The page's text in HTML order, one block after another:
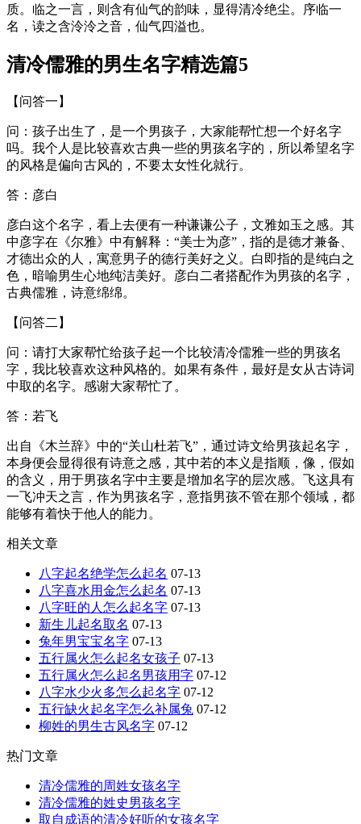
质。临之一言，则含有仙气的韵味，显得清冷绝尘。序临一
名，读之含泠泠之音，仙气四溢也。
清冷儒雅的男生名字精选篇5
【问答一】
问：孩子出生了，是一个男孩子，大家能帮忙想一个好名字
吗。我个人是比较喜欢古典一些的男孩名字的，所以希望名字
的风格是偏向古风的，不要太女性化就行。
答：彦白
彦白这个名字，看上去便有一种谦谦公子，文雅如玉之感。其
中彦字在《尔雅》中有解释：“美士为彦”，指的是德才兼备、
才德出众的人，寓意男子的德行美好之义。白即指的是纯白之
色，暗喻男生心地纯洁美好。彦白二者搭配作为男孩的名字，
古典儒雅，诗意绵绵。
【问答二】
问：请打大家帮忙给孩子起一个比较清冷儒雅一些的男孩名
字，我比较喜欢这种风格的。如果有条件，最好是女从古诗词
中取的名字。感谢大家帮忙了。
答：若飞
出自《木兰辞》中的“关山杜若飞”，通过诗文给男孩起名字，
本身便会显得很有诗意之感，其中若的本义是指顺，像，假如
的含义，用于男孩名字中主要是增加名字的层次感。飞这具有
一飞冲天之言，作为男孩名字，意指男孩不管在那个领域，都
能够有着快于他人的能力。
相关文章
八字起名绝学怎么起名 07-13
八字喜水用金怎么起名 07-13
八字旺的人怎么起名字 07-13
新生儿起名取名 07-13
兔年男宝宝名字 07-13
五行属火怎么起名女孩子 07-13
五行属火怎么起名男孩用字 07-12
八字水少火多怎么起名字 07-12
五行缺火起名字怎么补属兔 07-12
柳姓的男生古风名字 07-12
热门文章
清冷儒雅的周姓女孩名字
清冷儒雅的姓史男孩名字
取自成语的清冷好听的女孩名字